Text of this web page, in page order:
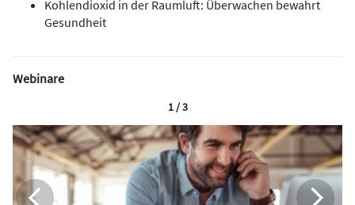
Kohlendioxid in der Raumluft: Überwachen bewahrt
Gesundheit
Webinare
1 / 3